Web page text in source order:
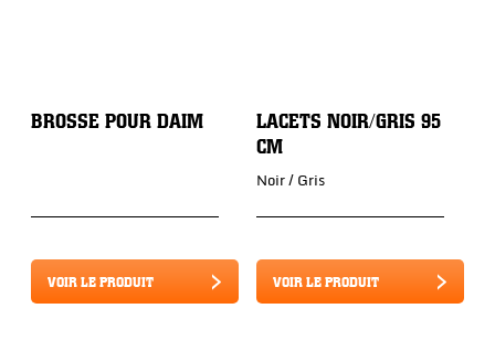
BROSSE POUR DAIM
VOIR LE PRODUIT
LACETS NOIR/GRIS 95
CM
Noir / Gris
VOIR LE PRODUIT